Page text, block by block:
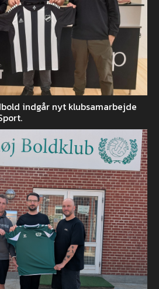
indgår nyt klubsamarbejde